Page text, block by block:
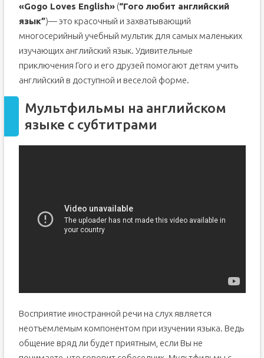
«Gogo Loves English»(“Гого любит английский
язык”)— это красочный и захватывающий
многосерийный учебный мультик для самых маленьких
изучающих английский язык. Удивительные
приключения Гого и его друзей помогают детям учить
английский в доступной и веселой форме.
Мультфильмы на английском
языке с субтитрами
Восприятие иностранной речи на слух является
неотъемлемым компонентом при изучении языка. Ведь
общение вряд ли будет приятным, если Вы не